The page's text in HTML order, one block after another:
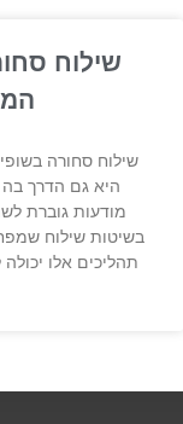
היא גם הדרך
מודעות גוברת
בשיטות שילוח
תהליכים אלו